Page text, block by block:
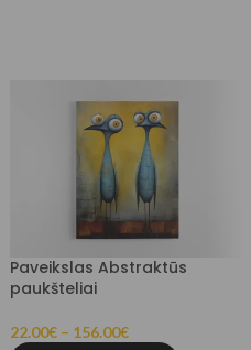
Paveikslas Abstraktūs
paukšteliai
22.00€ – 156.00€